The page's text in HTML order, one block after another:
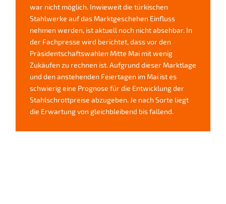
war nicht möglich. Inwieweit die türkischen
Stahlwerke auf das Marktgeschehen Einfluss
nehmen werden, ist aktuell noch nicht absehbar. In
der Fachpresse wird berichtet, dass vor den
Präsidentschaftswahlen Mitte Mai mit wenig
Zukäufen zu rechnen ist. Aufgrund dieser Marktlage
und den anstehenden Feiertagen im Mai ist es
schwierig eine Prognose für die Entwicklung der
Stahlschrottpreise abzugeben. Je nach Sorte liegt
die Erwartung von gleichbleibend bis fallend.